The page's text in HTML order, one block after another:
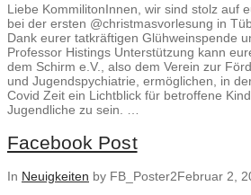
Liebe KommilitonInnen, wir sind stolz auf
bei der ersten @christmasvorlesung in
Dank eurer tatkräftigen Glühweinspende
Professor Histings Unterstützung kann
dem Schirm e.V., also dem Verein zur
und Jugendspychiatrie, ermöglichen, in
Covid Zeit ein Lichtblick für betroffene
Jugendliche zu sein. …
Facebook Post
In Neuigkeiten by FB_Poster2Februar 2,